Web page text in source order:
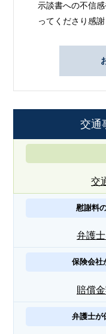
示談書への不信
ってくださり感謝
交通
交
慰謝料
弁護
保険会社
賠償
弁護士が